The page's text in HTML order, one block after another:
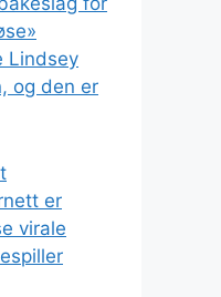
Lindsey
og den er
er
virale